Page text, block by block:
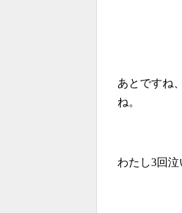
あとですね
ね。
わたし3回